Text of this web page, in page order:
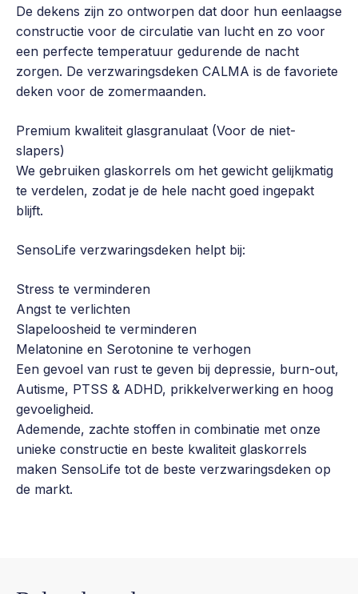
De dekens zijn zo ontworpen dat door hun eenlaagse
constructie voor de circulatie van lucht en zo voor
een perfecte temperatuur gedurende de nacht
zorgen. De verzwaringsdeken CALMA is de favoriete
deken voor de zomermaanden.
Premium kwaliteit glasgranulaat (Voor de niet-
slapers)
We gebruiken glaskorrels om het gewicht gelijkmatig
te verdelen, zodat je de hele nacht goed ingepakt
blijft.
SensoLife verzwaringsdeken helpt bij:
Stress te verminderen
Angst te verlichten
Slapeloosheid te verminderen
Melatonine en Serotonine te verhogen
Een gevoel van rust te geven bij depressie, burn-out,
Autisme, PTSS & ADHD, prikkelverwerking en hoog
gevoeligheid.
Ademende, zachte stoffen in combinatie met onze
unieke constructie en beste kwaliteit glaskorrels
maken SensoLife tot de beste verzwaringsdeken op
de markt.